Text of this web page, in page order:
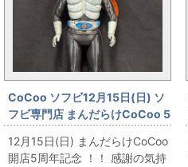
CoCoo ソフビ12月15日(日) ソ
フビ専門店 まんだらけCoCoo 5
周年記念 「バンダイ キングサイ
ズ 仮面ライダー1号」
12月15日(日) まんだらけCoCoo
開店5周年記念 ！！ 感謝の気持